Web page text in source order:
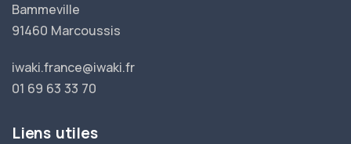
Bammeville
91460 Marcoussis
iwaki.france@iwaki.fr
01 69 63 33 70
Liens utiles